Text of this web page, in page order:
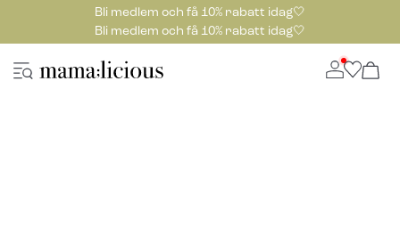
Bli medlem och få 10% rabatt idag🤍
Bli medlem och få 10% rabatt idag🤍